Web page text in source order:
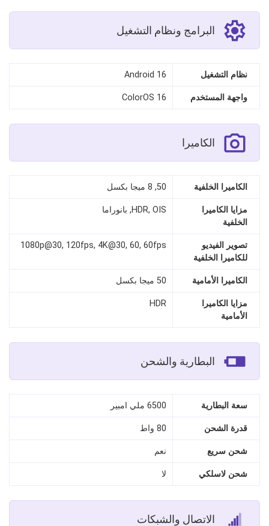
البرامج ونظام التشغيل
نظام التشغيل Android 16
واجهة المستخدم ColorOS 16
الكاميرا
الكاميرا الخلفية 50, 8 ميجا بكسل
مزايا الكاميرا
الخلفية
HDR, OIS, بانوراما
تصوير الفيديو
للكاميرا الخلفية
1080p@30, 120fps, 4K@30, 60, 60fps
الكاميرا الأمامية 50 ميجا بكسل
مزايا الكاميرا
الأمامية
HDR
البطارية والشحن
سعة البطارية 6500 ملي امبير
قدرة الشحن 80 واط
شحن سريع نعم
شحن لاسلكي لا
الاتصال والشبكات